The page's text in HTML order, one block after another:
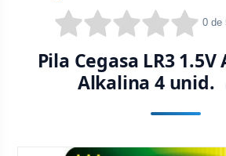
0 de
Pila Cegasa LR3 1.5V
Alkalina 4 unid.